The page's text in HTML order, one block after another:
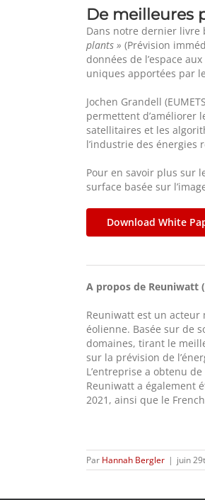
De meilleures
Dans notre dernier livre
plants » (Prévision
données de l’espace
uniques apportées par
Jochen Grandell
permettent d’améliorer
satellitaires et les
l’industrie des énergies
Pour en savoir plus sur
surface basée sur
Download White
A propos de Reuniwatt (
Reuniwatt est un acteur
éolienne. Basée sur de
domaines, tirant le
sur la prévision de
L’entreprise a obtenu
Reuniwatt a également
2021, ainsi que le
Par Hannah Bergler | juin